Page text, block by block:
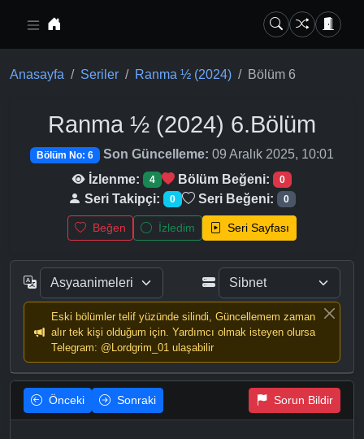
Anasayfa Seriler Ranma ½ (2024) Bölüm 6
Ranma ½ (2024) 6.Bölüm
Bölüm No: 6 Son Güncelleme: 09 Aralık 2025, 10:01
İzlenme:
4 Bölüm Beğeni: 0
Seri Takipçi: 0 Seri Beğeni: 0
Beğen İzledim Seri Sayfası
Eski bölümler telif yüzünde silindi, Güncellemem zaman
alır tek kişi olduğum için. Yardımcı olmak isteyen olursa
Telegram: @Lordgrim_01 ulaşabilir
Önceki Sonraki Sorun Bildir